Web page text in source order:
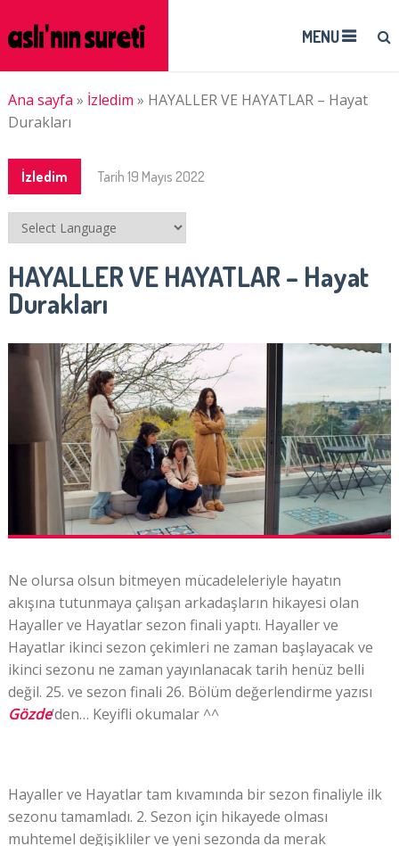
MENU
Ana sayfa » İzledim » HAYALLER VE HAYATLAR – Hayat
Durakları
İzledim Tarih 19 Mayıs 2022
HAYALLER VE HAYATLAR – Hayat
Durakları
Ne olursa olsun bitmeyen mücadeleleriyle hayatın
akışına tutunmaya çalışan arkadaşların hikayesi olan
Hayaller ve Hayatlar sezon finali yaptı. Hayaller ve
Hayatlar ikinci sezon çekimleri ne zaman başlayacak ve
ikinci sezonu ne zaman yayınlanacak tarih henüz belli
değil. 25. ve sezon finali 26. Bölüm değerlendirme yazısı
Gözde‘den… Keyifli okumalar ^^
Hayaller ve Hayatlar tam kıvamında bir sezon finaliyle ilk
sezonu tamamladı. 2. Sezon için hikayede olması
muhtemel değişikliler ve yeni sezonda da merak